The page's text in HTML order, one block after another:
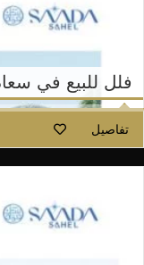
فلل للبيع في
تفاصيل